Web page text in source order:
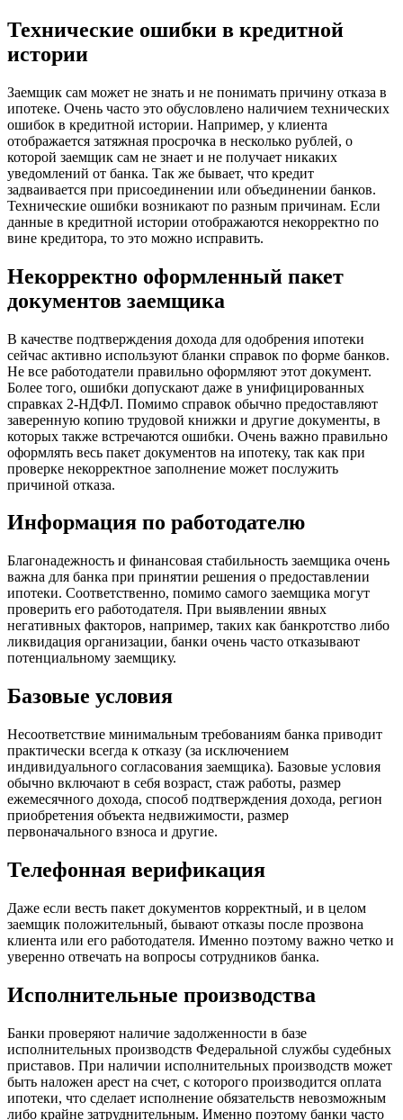
Технические ошибки в кредитной
истории
Заемщик сам может не знать и не понимать причину отказа в
ипотеке. Очень часто это обусловлено наличием технических
ошибок в кредитной истории. Например, у клиента
отображается затяжная просрочка в несколько рублей, о
которой заемщик сам не знает и не получает никаких
уведомлений от банка. Так же бывает, что кредит
задваивается при присоединении или объединении банков.
Технические ошибки возникают по разным причинам. Если
данные в кредитной истории отображаются некорректно по
вине кредитора, то это можно исправить.
Некорректно оформленный пакет
документов заемщика
В качестве подтверждения дохода для одобрения ипотеки
сейчас активно используют бланки справок по форме банков.
Не все работодатели правильно оформляют этот документ.
Более того, ошибки допускают даже в унифицированных
справках 2-НДФЛ. Помимо справок обычно предоставляют
заверенную копию трудовой книжки и другие документы, в
которых также встречаются ошибки. Очень важно правильно
оформлять весь пакет документов на ипотеку, так как при
проверке некорректное заполнение может послужить
причиной отказа.
Информация по работодателю
Благонадежность и финансовая стабильность заемщика очень
важна для банка при принятии решения о предоставлении
ипотеки. Соответственно, помимо самого заемщика могут
проверить его работодателя. При выявлении явных
негативных факторов, например, таких как банкротство либо
ликвидация организации, банки очень часто отказывают
потенциальному заемщику.
Базовые условия
Несоответствие минимальным требованиям банка приводит
практически всегда к отказу (за исключением
индивидуального согласования заемщика). Базовые условия
обычно включают в себя возраст, стаж работы, размер
ежемесячного дохода, способ подтверждения дохода, регион
приобретения объекта недвижимости, размер
первоначального взноса и другие.
Телефонная верификация
Даже если весть пакет документов корректный, и в целом
заемщик положительный, бывают отказы после прозвона
клиента или его работодателя. Именно поэтому важно четко и
уверенно отвечать на вопросы сотрудников банка.
Исполнительные производства
Банки проверяют наличие задолженности в базе
исполнительных производств Федеральной службы судебных
приставов. При наличии исполнительных производств может
быть наложен арест на счет, с которого производится оплата
ипотеки, что сделает исполнение обязательств невозможным
либо крайне затруднительным. Именно поэтому банки часто